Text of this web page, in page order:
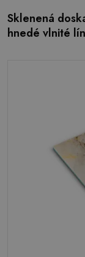
Sklenená
hnedé vlnité